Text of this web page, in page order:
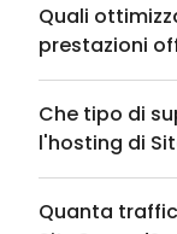
Quali
prestazioni
Che tipo di
l'hosting di
Quanta